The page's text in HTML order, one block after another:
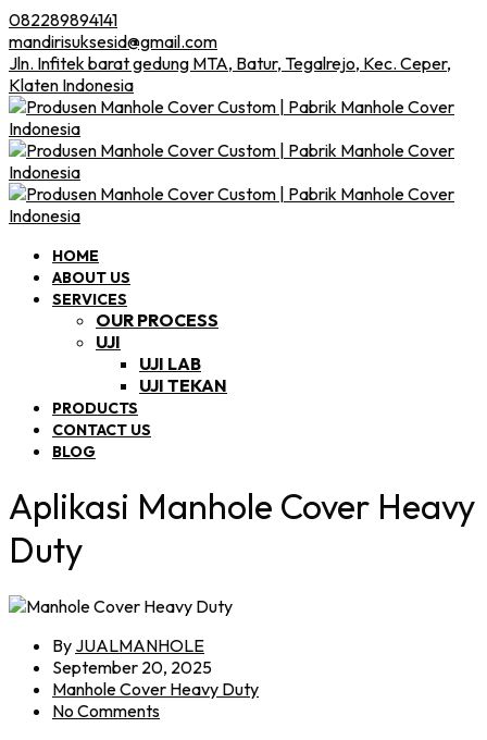
082289894141
mandirisuksesid@gmail.com
Jln. Infitek barat gedung MTA, Batur, Tegalrejo, Kec. Ceper,
Klaten Indonesia
HOME
ABOUT US
SERVICES
OUR PROCESS
UJI
UJI LAB
UJI TEKAN
PRODUCTS
CONTACT US
BLOG
Aplikasi Manhole Cover Heavy
Duty
By JUALMANHOLE
September 20, 2025
Manhole Cover Heavy Duty
No Comments